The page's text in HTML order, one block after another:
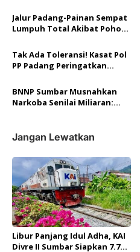
p
o
Jalur Padang-Painan Sempat
Lumpuh Total Akibat Pohon
Tidak Ada Korban Jiwa
Tak Ada Toleransi! Kasat Pol
PP Padang Peringatkan
Terlibat Judi Online
BNNP Sumbar Musnahkan
Narkoba Senilai Miliaran:
Jangan Lewatkan
Libur Panjang Idul Adha, KAI
Divre II Sumbar Siapkan 7.792